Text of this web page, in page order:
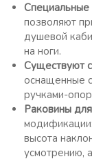
Специальные
позволяют
душевой
на ноги.
Существуют
оснащенные
ручками-
Раковины
высота
усмотрению,